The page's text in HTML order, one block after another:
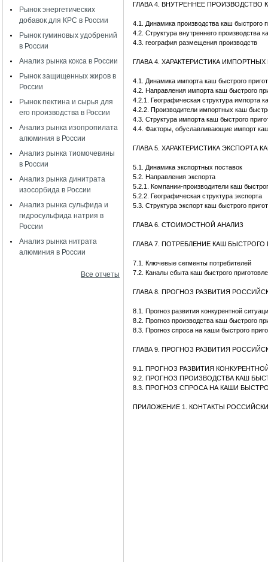
Рынок энергетических
добавок для КРС в России
Рынок гуминовых удобрений
в России
Анализ рынка кокса в России
Рынок защищенных жиров в
России
Рынок пектина и сырья для
его производства в России
Анализ рынка изопропилата
алюминия в России
Анализ рынка тиомочевины
в России
Анализ рынка динитрата
изосорбида в России
Анализ рынка сульфида и
гидросульфида натрия в
России
Анализ рынка нитрата
алюминия в России
Все отчеты
ГЛАВА 4. ВНУТРЕННЕЕ
4.1. Динамика производства каш быстрого
4.2. Структура внутреннего производства
4.3. география размещения производств
ГЛАВА 4. ХАРАКТЕРИСТИКА
4.1. Динамика импорта каш быстрого
4.2. Направления импорта каш быстрого
4.2.1. Географическая структура импорта
4.2.2. Производители импортных каш
4.3. Структура импорта каш быстрого
4.4. Факторы, обуславливающие импорт
ГЛАВА 5. ХАРАКТЕРИСТИКА ЭКСПОРТА
5.1. Динамика экспортных поставок
5.2. Направления экспорта
5.2.1. Компании-производители каш
5.2.2. Географическая структура экспорта
5.3. Структура экспорт каш быстрого
ГЛАВА 6. СТОИМОСТНОЙ АНАЛИЗ
ГЛАВА 7. ПОТРЕБЛЕНИЕ КАШ
7.1. Ключевые сегменты потребителей
7.2. Каналы сбыта каш быстрого
ГЛАВА 8. ПРОГНОЗ РАЗВИТИЯ
8.1. Прогноз развития конкурентной
8.2. Прогноз производства каш быстрого
8.3. Прогноз спроса на каши быстрого
ГЛАВА 9. ПРОГНОЗ РАЗВИТИЯ
9.1. ПРОГНОЗ РАЗВИТИЯ
9.2. ПРОГНОЗ ПРОИЗВОДСТВА КАШ
8.3. ПРОГНОЗ СПРОСА НА КАШИ
ПРИЛОЖЕНИЕ 1. КОНТАКТЫ